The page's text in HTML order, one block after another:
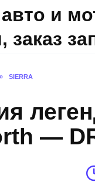
и
заказ
» SIERRA
—